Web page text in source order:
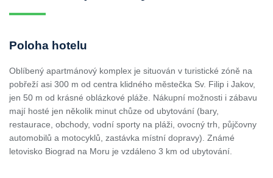
Poloha hotelu
Oblíbený apartmánový komplex je situován v turistické zóně na
pobřeží asi 300 m od centra klidného městečka Sv. Filip i Jakov,
jen 50 m od krásné oblázkové pláže. Nákupní možnosti i zábavu
mají hosté jen několik minut chůze od ubytování (bary,
restaurace, obchody, vodní sporty na pláži, ovocný trh, půjčovny
automobilů a motocyklů, zastávka místní dopravy). Známé
letovisko Biograd na Moru je vzdáleno 3 km od ubytování.